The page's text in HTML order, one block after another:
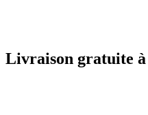
Livraison gratuite